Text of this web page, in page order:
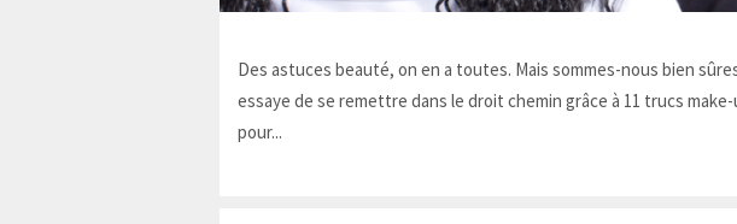
Des astuces beauté, on en a toutes. Mais sommes-nous bien
essaye de se remettre dans le droit chemin grâce à 11 trucs
pour...